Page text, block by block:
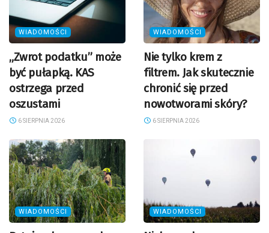
WIADOMOŚCI
„Zwrot podatku” może
być pułapką. KAS
ostrzega przed
oszustami
6 SIERPNIA 2026
WIADOMOŚCI
Nie tylko krem z
filtrem. Jak skutecznie
chronić się przed
nowotworami skóry?
6 SIERPNIA 2026
WIADOMOŚCI WIADOMOŚCI